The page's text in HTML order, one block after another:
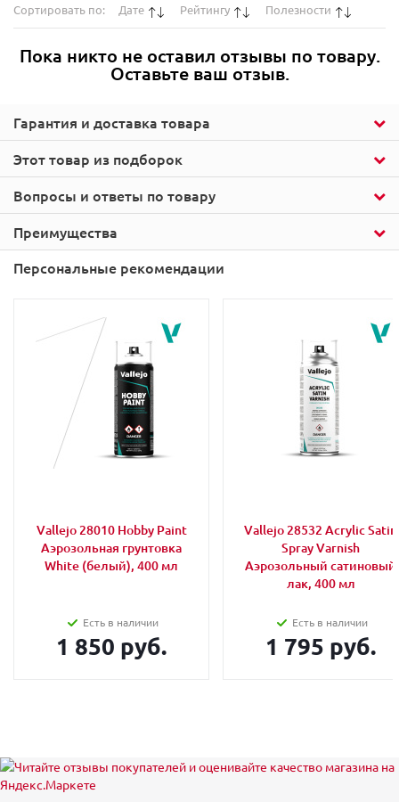
Этот товар из подборок
Гарантия и доставка товара
Сортировать по: Дате Рейтингу Полезности
Пока никто не оставил отзывы по товару.
Оставьте ваш отзыв.
Вопросы и ответы по товару
Преимущества
Персональные рекомендации
Vallejo 28010 Hobby Paint
Аэрозольная грунтовка
White (белый), 400 мл
Есть в наличии
1 850 руб.
Vallejo 28532 Acrylic Satin
Spray Varnish
Аэрозольный сатиновый
лак, 400 мл
Есть в наличии
1 795 руб.